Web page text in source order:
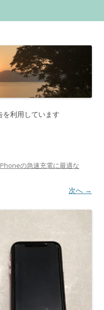
ログ
利用しています
の急速充電に最適な
次へ →